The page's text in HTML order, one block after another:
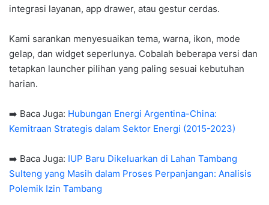
integrasi layanan, app drawer, atau gestur cerdas.
Kami sarankan menyesuaikan tema, warna, ikon, mode
gelap, dan widget seperlunya. Cobalah beberapa versi dan
tetapkan launcher pilihan yang paling sesuai kebutuhan
harian.
➡️ Baca Juga: Hubungan Energi Argentina-China:
Kemitraan Strategis dalam Sektor Energi (2015-2023)
➡️ Baca Juga: IUP Baru Dikeluarkan di Lahan Tambang
Sulteng yang Masih dalam Proses Perpanjangan: Analisis
Polemik Izin Tambang